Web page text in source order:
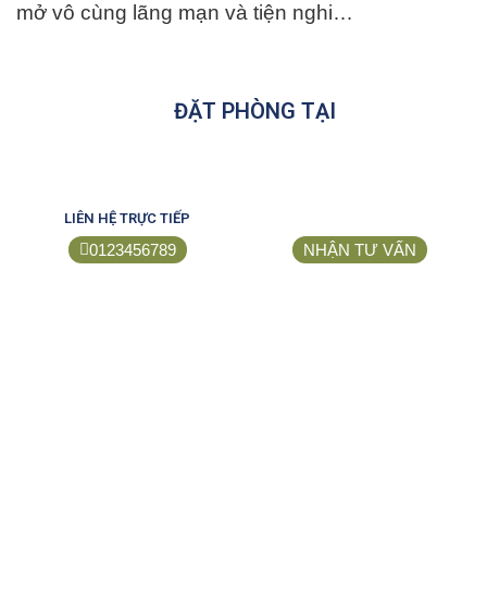
mở vô cùng lãng mạn và tiện nghi…
ĐẶT PHÒNG TẠI
LIÊN HỆ TRỰC TIẾP
0123456789 NHẬN TƯ VẤN